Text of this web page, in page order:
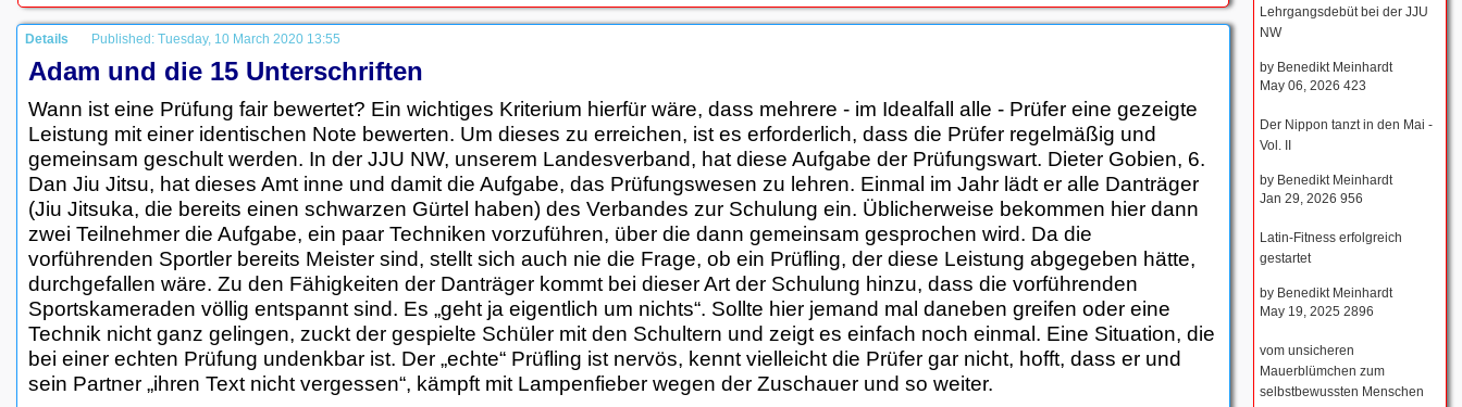
Details Published: Tuesday, 10 March 2020 13:55
Adam und die 15 Unterschriften
Wann ist eine Prüfung fair bewertet? Ein wichtiges Kriterium hierfür wäre, dass mehrere - im Idealfall alle - Prüfer eine gezeigte
Leistung mit einer identischen Note bewerten. Um dieses zu erreichen, ist es erforderlich, dass die Prüfer regelmäßig und
gemeinsam geschult werden. In der JJU NW, unserem Landesverband, hat diese Aufgabe der Prüfungswart. Dieter Gobien, 6.
Dan Jiu Jitsu, hat dieses Amt inne und damit die Aufgabe, das Prüfungswesen zu lehren. Einmal im Jahr lädt er alle Danträger
(Jiu Jitsuka, die bereits einen schwarzen Gürtel haben) des Verbandes zur Schulung ein. Üblicherweise bekommen hier dann
zwei Teilnehmer die Aufgabe, ein paar Techniken vorzuführen, über die dann gemeinsam gesprochen wird. Da die
vorführenden Sportler bereits Meister sind, stellt sich auch nie die Frage, ob ein Prüfling, der diese Leistung abgegeben hätte,
durchgefallen wäre. Zu den Fähigkeiten der Danträger kommt bei dieser Art der Schulung hinzu, dass die vorführenden
Sportskameraden völlig entspannt sind. Es „geht ja eigentlich um nichts“. Sollte hier jemand mal daneben greifen oder eine
Technik nicht ganz gelingen, zuckt der gespielte Schüler mit den Schultern und zeigt es einfach noch einmal. Eine Situation, die
bei einer echten Prüfung undenkbar ist. Der „echte“ Prüfling ist nervös, kennt vielleicht die Prüfer gar nicht, hofft, dass er und
sein Partner „ihren Text nicht vergessen“, kämpft mit Lampenfieber wegen der Zuschauer und so weiter.
Lehrgangsdebüt bei der JJU
NW
by Benedikt Meinhardt
May 06, 2026 423
Der Nippon tanzt in den Mai -
Vol. II
by Benedikt Meinhardt
Jan 29, 2026 956
Latin-Fitness erfolgreich
gestartet
by Benedikt Meinhardt
May 19, 2025 2896
vom unsicheren
Mauerblümchen zum
selbstbewussten Menschen